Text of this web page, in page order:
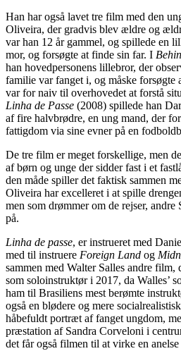
Han har også lavet tre film med den
Oliveira, der gradvis blev ældre og
var han 12 år gammel, og spillede en
mor, og forsøgte at finde sin far. I
han hovedpersonens lillebror, der
familie var fanget i, og måske forsøgte
var for naiv til overhovedet at forstå
Linha de Passe (2008) spillede han
af fire halvbrødre, en ung mand, der
fattigdom via sine evner på en
De tre film er meget forskellige, men
af børn og unge der sidder fast i et
den måde spiller det faktisk sammen
Oliveira har excelleret i at spille
men som drømmer om de rejser, andre
på.
Linha de passe, er instrueret med
med til instruere Foreign Land og
sammen med Walter Salles andre film,
som soloinstruktør i 2017, da Walles’
ham til Brasiliens mest berømte
også en blødere og mere
håbefuldt portræt af fanget ungdom,
præstation af Sandra Corveloni i
det får også filmen til at virke en